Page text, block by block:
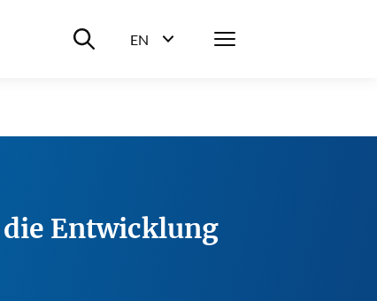
Suche ein-/ausblenden
EN
Menü
Entwicklung